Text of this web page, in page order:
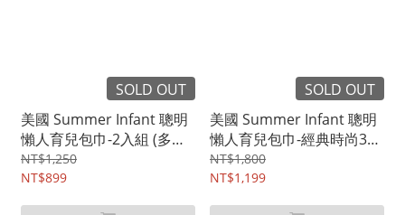
SOLD OUT
美國 Summer Infant 聰明
懶人育兒包巾-2入組 (多款
任選)
NT$1,250
NT$899
SOLD OUT
美國 Summer Infant 聰明
懶人育兒包巾-經典時尚3入
組
NT$1,800
NT$1,199